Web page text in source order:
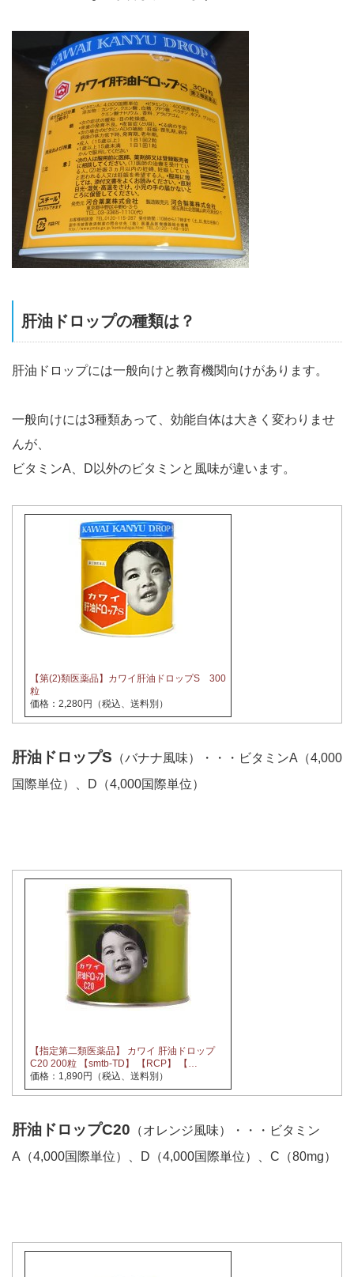
肝油ドロップの種類は？
肝油ドロップには一般向けと教育機関向けがあります。
一般向けには3種類あって、効能自体は大きく変わりませ
んが、
ビタミンA、D以外のビタミンと風味が違います。
【第(2)類医薬品】カワイ肝油ドロップS 300
粒
価格：2,280円（税込、送料別）
肝油ドロップS （バナナ風味）・・・ビタミンA（4,000
国際単位）、D（4,000国際単位）
【指定第二類医薬品】 カワイ 肝油ドロップ
C20 200粒 【smtb-TD】 【RCP】 【…
価格：1,890円（税込、送料別）
肝油ドロップC20 （オレンジ風味）・・・ビタミン
A（4,000国際単位）、D（4,000国際単位）、C（80mg）